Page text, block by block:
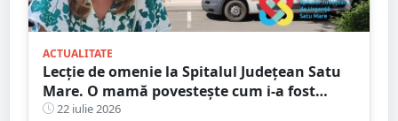
ACTUALITATE
Lecție de omenie la Spitalul Județean Satu
Mare. O mamă povestește cum i-a fost
salvată speranța
22 iulie 2026